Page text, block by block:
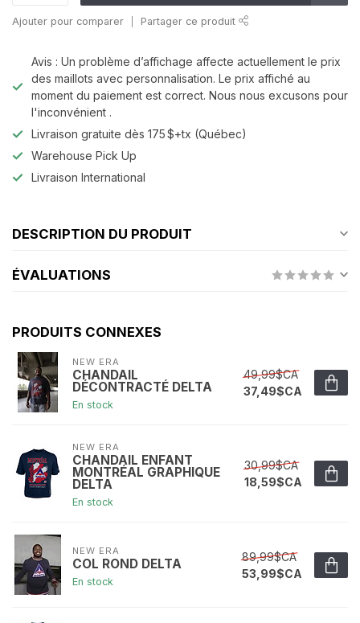
Ajouter pour comparer Partager ce produit
Avis : Un problème d’affichage affecte actuellement le prix
des maillots avec personnalisation. Le prix affiché au
moment du paiement est correct. Nous nous excusons pour
l'inconvénient .
Livraison gratuite dès 175 $+tx (Québec)
Warehouse Pick Up
Livraison International
DESCRIPTION DU PRODUIT
ÉVALUATIONS
PRODUITS CONNEXES
NEW ERA
CHANDAIL
DÉCONTRACTÉ DELTA
En stock
49,99$CA
37,49$CA
NEW ERA
CHANDAIL ENFANT
MONTRÉAL GRAPHIQUE
DELTA
En stock
30,99$CA
18,59$CA
NEW ERA
COL ROND DELTA
En stock
89,99$CA
53,99$CA